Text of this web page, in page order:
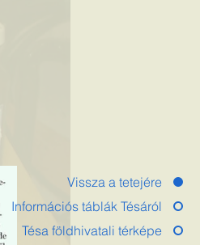
Vissza a tetejére
Információs táblák Tésáról
Tésa földhivatali térképe